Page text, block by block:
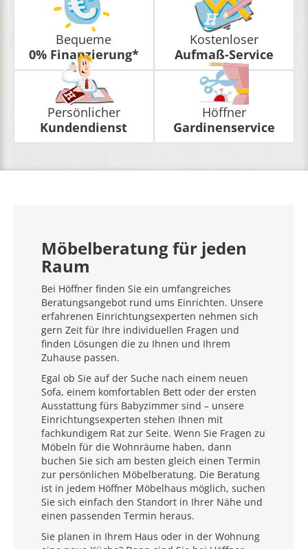
Bequeme
0% Finanzierung*
Kostenloser
Aufmaß-Service
Persönlicher
Kundendienst
Höffner
Gardinenservice
Möbelberatung für jeden
Raum
Bei Höffner finden Sie ein umfangreiches
Beratungsangebot rund ums Einrichten. Unsere
erfahrenen Einrichtungsexperten nehmen sich
gern Zeit für Ihre individuellen Fragen und
finden Lösungen die zu Ihnen und Ihrem
Zuhause passen.
Egal ob Sie auf der Suche nach einem neuen
Sofa, einem komfortablen Bett oder der ersten
Ausstattung fürs Babyzimmer sind – unsere
Einrichtungsexperten stehen Ihnen mit
fachkundigem Rat zur Seite. Wenn Sie Fragen zu
Möbeln für die Wohnräume haben, dann
buchen Sie sich am besten gleich einen Termin
zur persönlichen Möbelberatung. Die Beratung
ist in jedem Höffner Möbelhaus möglich, suchen
Sie sich einfach den Standort in Ihrer Nähe und
einen passenden Termin heraus.
Sie planen in Ihrem Haus oder in der Wohnung